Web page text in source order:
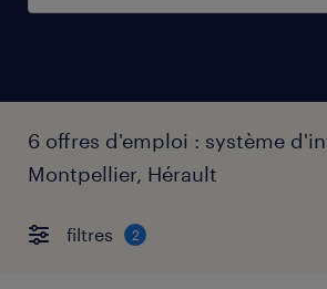
6 offres d'emploi : système
Montpellier, Hérault
filtres 2